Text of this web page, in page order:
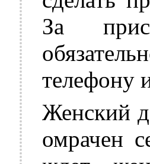
За
телефону
Женский
омрачен